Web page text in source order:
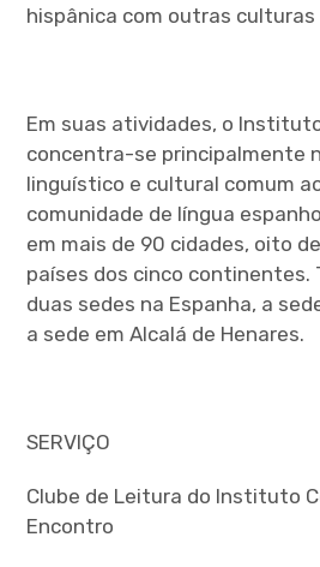
hispânica com outras culturas
Em suas atividades, o
concentra-se principalmente
linguístico e cultural comum
comunidade de língua
em mais de 90 cidades, oito
países dos cinco continentes.
duas sedes na Espanha, a
a sede em Alcalá de Henares.
SERVIÇO
Clube de Leitura do Instituto
Encontro